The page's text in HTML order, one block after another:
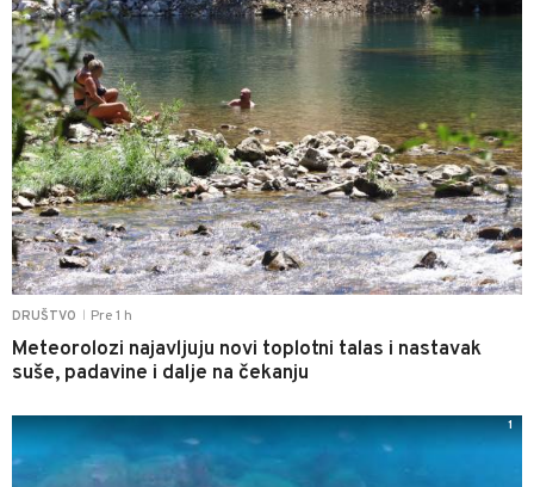
DRUŠTVO Pre 1 h
Meteorolozi najavljuju novi toplotni talas i nastavak
suše, padavine i dalje na čekanju
1